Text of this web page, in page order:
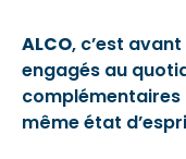
ALCO, c’est
engagés au
même état